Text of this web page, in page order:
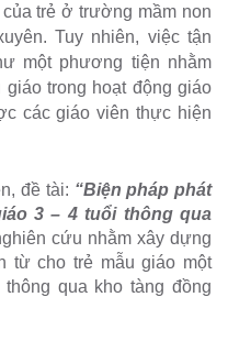
trẻ ở trường mầm non
Tuy nhiên, việc tận
một phương tiện nhằm
trong hoạt động giáo
các giáo viên thực hiện
đề tài: “Biện pháp phát
3 – 4 tuổi thông qua
cứu nhằm xây dựng
từ cho trẻ mẫu giáo một
qua kho tàng đồng